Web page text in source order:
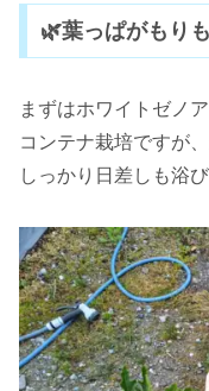
🌿葉っぱがもり
まずはホワイトゼノア
コンテナ栽培ですが
しっかり日差しも浴